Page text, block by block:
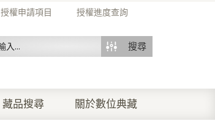
授權申請項目 授權進度查詢
搜尋
藏品搜尋 關於數位典藏